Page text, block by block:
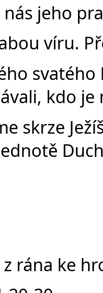
jeho
víru.
svatého
kdo je
skrze
z rána ke